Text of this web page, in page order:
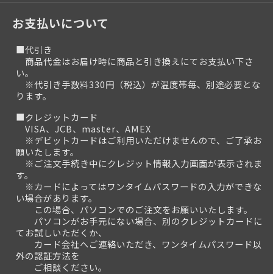
お支払いについて
■代引き
商品代金はお届け時に商品と引き換えにてお支払い下さ
い。
※代引き手数料330円（税込）が温度帯毎、別途必要とな
ります。
■クレジットカード
VISA、JCB、master、AMEX
※デビットカードはご利用いただけませんので、ご了承お
願いたします。
※ご注文手続き中にクレジット情報入力画面が表示されま
す。
※カードによってはワンタイムパスワードの入力ができな
い場合があります。
この場合、パソコンでのご注文をお願いいたします。
パソコンがお手元にない場合、別のクレジットカードに
てお試しいただくか、
カード会社へご連絡いただき、ワンタイムパスワード以
外の認証方法を
ご相談ください。